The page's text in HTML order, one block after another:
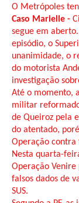
O Metrópoles
Caso Marielle -
segue em
episódio, o
unanimidade, o
do motorista
investigação
Até o momento,
militar
de Queiroz pela
do atentado,
Operação contra
Nesta quarta-
Operação
falsos dados de
SUS.